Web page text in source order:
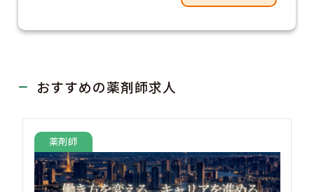
おすすめの薬剤師求人
薬剤師